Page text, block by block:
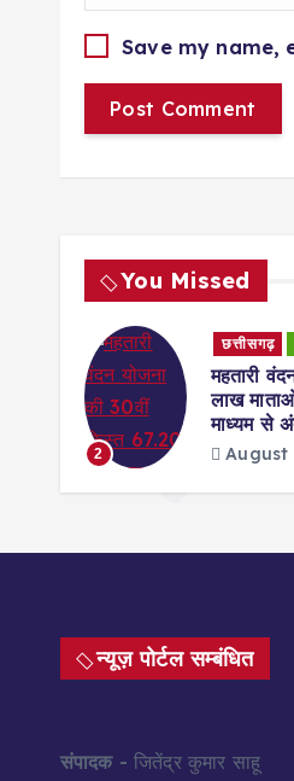
Save my name,
You Missed
2
छत्तीसगढ़
महतारी
लाख
माध्यम से
August
न्यूज़ पोर्टल सम्बंधित
संपादक- जितेंद्र कुमार साहू